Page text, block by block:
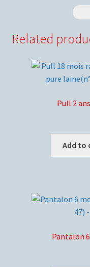
Related
Pull 2
Add to
Pantalon